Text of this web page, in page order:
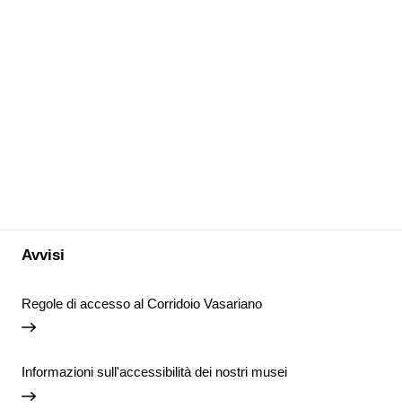
Avvisi
Regole di accesso al Corridoio Vasariano
Informazioni sull'accessibilità dei nostri musei